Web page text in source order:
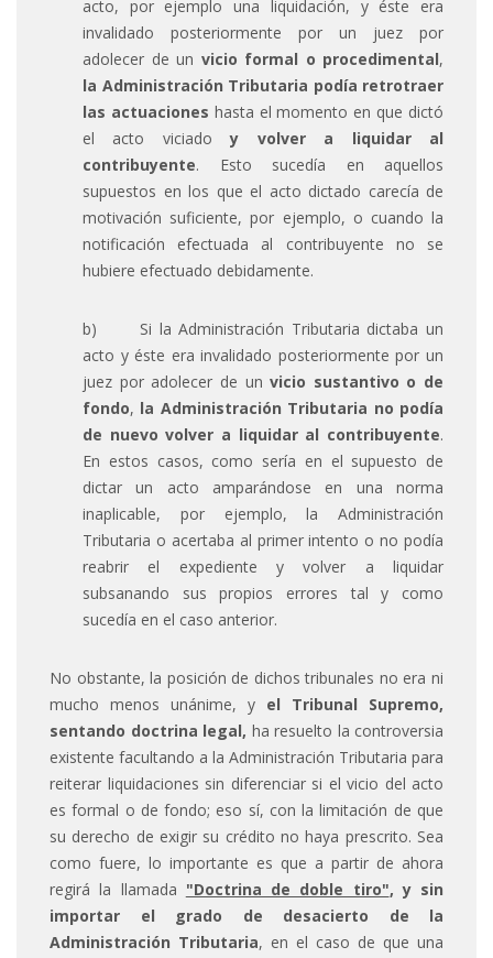
acto, por ejemplo una liquidación, y éste era
invalidado posteriormente por un juez por
adolecer de un vicio formal o procedimental,
la Administración Tributaria podía retrotraer
las actuaciones hasta el momento en que dictó
el acto viciadoy volver a liquidar al
contribuyente. Esto sucedía en aquellos
supuestos en los que el acto dictado carecía de
motivación suficiente, por ejemplo, o cuando la
notificación efectuada al contribuyente no se
hubiere efectuado debidamente.
b) Si la Administración Tributaria dictaba un
acto y éste era invalidado posteriormente por un
juez por adolecer de unvicio sustantivo o de
fondo, la Administración Tributaria no podía
de nuevo volver a liquidar al contribuyente.
En estos casos, como sería en el supuesto de
dictar un acto amparándose en una norma
inaplicable, por ejemplo, la Administración
Tributaria o acertaba al primer intento o no podía
reabrir el expediente y volver a liquidar
subsanando sus propios errores tal y como
sucedía en el caso anterior.
No obstante, la posición de dichos tribunales no era ni
mucho menos unánime, y el Tribunal Supremo,
sentando doctrina legal, ha resuelto la controversia
existente facultando a la Administración Tributaria para
reiterar liquidaciones sin diferenciar si el vicio del acto
es formal o de fondo; eso sí, con la limitación de que
su derecho de exigir su crédito no haya prescrito. Sea
como fuere, lo importante es que a partir de ahora
regirá la llamada "Doctrina de doble tiro", y sin
importar el grado de desacierto de la
Administración Tributaria, en el caso de que una